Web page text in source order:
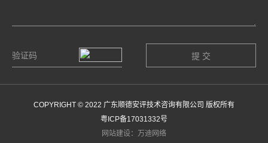
COPYRIGHT © 2022 广东顺德安评技术咨询有限公司 版权所有
粤ICP备17031332号
网站建设：万迪网络